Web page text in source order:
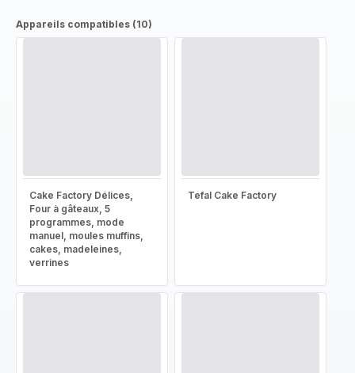
Appareils compatibles (10)
Cake Factory Délices,
Four à gâteaux, 5
programmes, mode
manuel, moules muffins,
cakes, madeleines,
verrines
Tefal Cake Factory